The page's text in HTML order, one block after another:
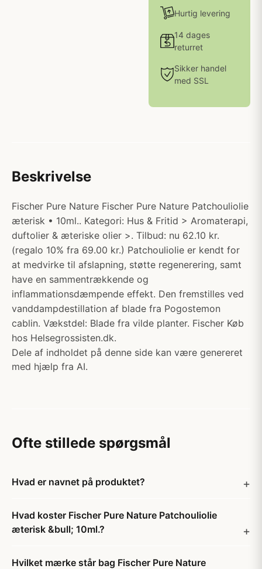
Hurtig levering
14 dages
returret
Sikker handel
med SSL
Beskrivelse
Fischer Pure Nature Fischer Pure Nature Patchouliolie
æterisk • 10ml.. Kategori: Hus & Fritid > Aromaterapi,
duftolier & æteriske olier >. Tilbud: nu 62.10 kr.
(regalo 10% fra 69.00 kr.) Patchouliolie er kendt for
at medvirke til afslapning, støtte regenerering, samt
have en sammentrækkende og
inflammationsdæmpende effekt. Den fremstilles ved
vanddampdestillation af blade fra Pogostemon
cablin. Vækstdel: Blade fra vilde planter. Fischer Køb
hos Helsegrossisten.dk.
Dele af indholdet på denne side kan være genereret
med hjælp fra AI.
Ofte stillede spørgsmål
Hvad er navnet på produktet?
Hvad koster Fischer Pure Nature Patchouliolie
æterisk &bull; 10ml.?
Hvilket mærke står bag Fischer Pure Nature